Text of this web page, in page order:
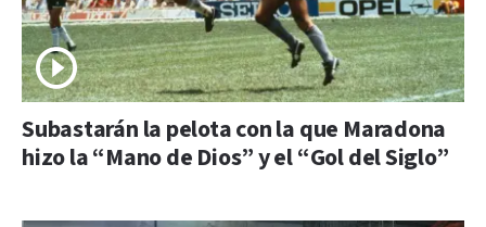
Subastarán la pelota con la que Maradona
hizo la “Mano de Dios” y el “Gol del Siglo”